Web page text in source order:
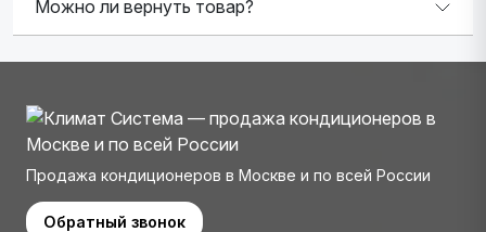
Можно ли вернуть товар?
Продажа кондиционеров в Москве и по всей России
Обратный звонок